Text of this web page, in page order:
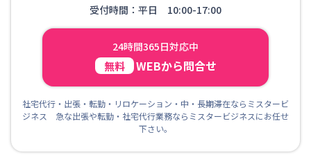
受付時間：平日 10:00-17:00
24時間365日対応中
無料 WEBから問合せ
社宅代行・出張・転勤・リロケーション・中・長期滞在ならミスタービ
ジネス 急な出張や転勤・社宅代行業務ならミスタービジネスにお任せ
下さい。